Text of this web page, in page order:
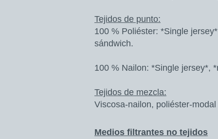
Tejidos de punto:
100 % Poliéster: *Single
sándwich.
100 % Nailon: *Single jersey*,
Tejidos de mezcla:
Viscosa-nailon, poliéster-
Medios filtrantes no tejidos